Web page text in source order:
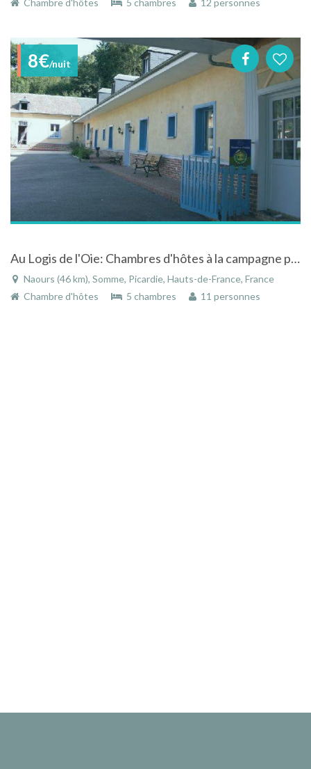
Chambre d'hôtes 5 chambres 12 personnes
8€/nuit
Au Logis de l'Oie: Chambres d'hôtes à la campagne proche d'Amiens
Naours (46 km), Somme, Picardie, Hauts-de-France, France
Chambre d'hôtes
5 chambres 11 personnes